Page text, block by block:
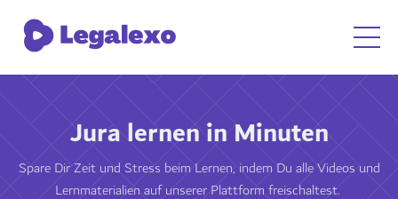
Jura lernen in Minuten
Spare Dir Zeit und Stress beim Lernen, indem Du alle Videos und
Lernmaterialien auf unserer Plattform freischaltest.